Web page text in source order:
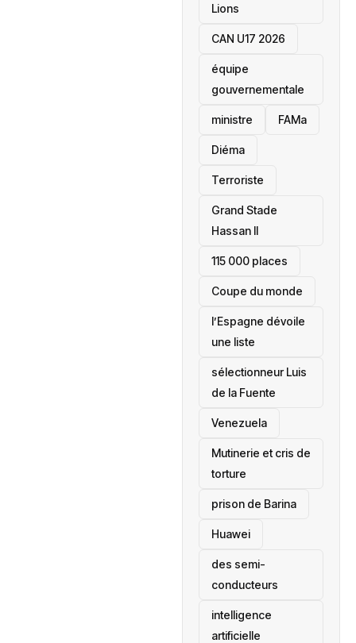
Lions
CAN U17 2026
équipe
gouvernementale
ministre FAMa
Diéma
Terroriste
Grand Stade
Hassan II
115 000 places
‎Coupe du monde
l’Espagne dévoile
une liste
sélectionneur Luis
de la Fuente
‎Venezuela
Mutinerie et cris de
torture
prison de Barina
Huawei
des semi-
conducteurs
intelligence
artificielle